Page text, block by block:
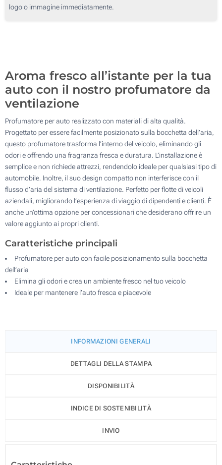
Senza stampa
100
logo o immagine immediatamente.
Aroma fresco all’istante per la tua
auto con il nostro profumatore da
ventilazione
Profumatore per auto realizzato con materiali di alta qualità.
Progettato per essere facilmente posizionato sulla bocchetta dell’aria,
questo profumatore trasforma l’interno del veicolo, eliminando gli
odori e offrendo una fragranza fresca e duratura. L’installazione è
semplice e non richiede attrezzi, rendendolo ideale per qualsiasi tipo di
automobile. Inoltre, il suo design compatto non interferisce con il
flusso d’aria del sistema di ventilazione. Perfetto per flotte di veicoli
aziendali, migliorando l’esperienza di viaggio di dipendenti e clienti. È
anche un’ottima opzione per concessionari che desiderano offrire un
valore aggiunto ai propri clienti.
Caratteristiche principali
Profumatore per auto con facile posizionamento sulla bocchetta
dell’aria
Elimina gli odori e crea un ambiente fresco nel tuo veicolo
Ideale per mantenere l’auto fresca e piacevole
INFORMAZIONI GENERALI
DETTAGLI DELLA STAMPA
DISPONIBILITÀ
INDICE DI SOSTENIBILITÀ
INVIO